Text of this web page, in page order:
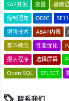
SAP开发
变量 基础
控制语句
DDIC SE11
增强技术
ABAP内表
基本概念
性能优化
报表程序
选择屏幕
Open SQL
SELECT
联系我们